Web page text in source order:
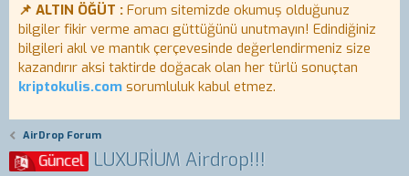
📌 ALTIN ÖĞÜT : Forum sitemizde okumuş olduğunuz
bilgiler fikir verme amacı güttüğünü unutmayın! Edindiğiniz
bilgileri akıl ve mantık çerçevesinde değerlendirmeniz size
kazandırır aksi taktirde doğacak olan her türlü sonuçtan
kriptokulis.com sorumluluk kabul etmez.
AirDrop Forum
Güncel LUXURİUM Airdrop!!!